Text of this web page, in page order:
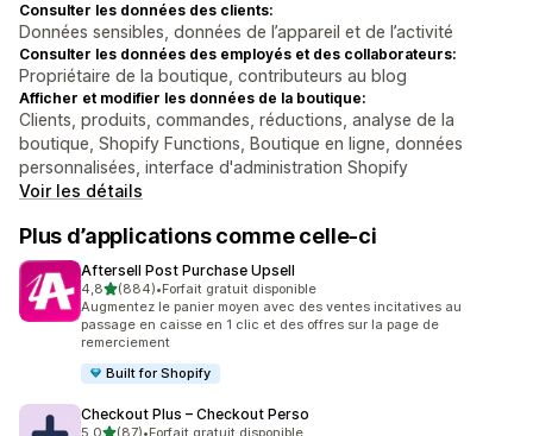
Consulter les données des clients:
Données sensibles, données de l’appareil et de l’activité
Consulter les données des employés et des collaborateurs:
Propriétaire de la boutique, contributeurs au blog
Afficher et modifier les données de la boutique:
Clients, produits, commandes, réductions, analyse de la
boutique, Shopify Functions, Boutique en ligne, données
personnalisées, interface d'administration Shopify
Voir les détails
Plus d’applications comme celle-ci
Aftersell Post Purchase Upsell
4,8étoile(s) sur 5
(884)
884 avis au total
•Forfait gratuit disponible
Augmentez le panier moyen avec des ventes incitatives au
passage en caisse en 1 clic et des offres sur la page de
remerciement
Built for Shopify
Checkout Plus – Checkout Perso
étoile(s) sur 5